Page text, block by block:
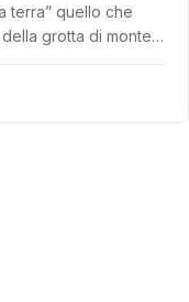
terra” quello che
grotta di monte…